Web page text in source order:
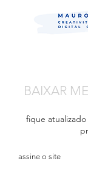
Mauro Fanfoni
BAIXAR
fique
assine o site